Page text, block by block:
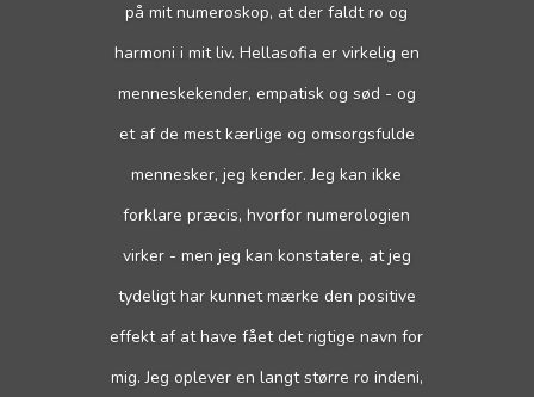
på mit numeroskop, at der faldt ro og
harmoni i mit liv. Hellasofia er virkelig en
menneskekender, empatisk og sød - og
et af de mest kærlige og omsorgsfulde
mennesker, jeg kender. Jeg kan ikke
forklare præcis, hvorfor numerologien
virker - men jeg kan konstatere, at jeg
tydeligt har kunnet mærke den positive
effekt af at have fået det rigtige navn for
mig. Jeg oplever en langt større ro indeni,